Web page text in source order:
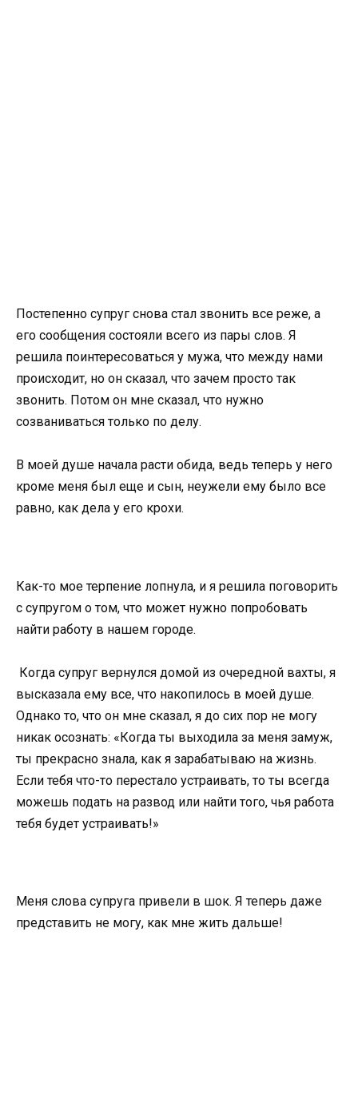
Постепенно супруг снова стал звонить все реже, а
его сообщения состояли всего из пары слов. Я
решила поинтересоваться у мужа, что между нами
происходит, но он сказал, что зачем просто так
звонить. Потом он мне сказал, что нужно
созваниваться только по делу.
В моей душе начала расти обида, ведь теперь у него
кроме меня был еще и сын, неужели ему было все
равно, как дела у его крохи.
Как-то мое терпение лопнула, и я решила поговорить
с супругом о том, что может нужно попробовать
найти работу в нашем городе.
Когда супруг вернулся домой из очередной вахты, я
высказала ему все, что накопилось в моей душе.
Однако то, что он мне сказал, я до сих пор не могу
никак осознать: «Когда ты выходила за меня замуж,
ты прекрасно знала, как я зарабатываю на жизнь.
Если тебя что-то перестало устраивать, то ты всегда
можешь подать на развод или найти того, чья работа
тебя будет устраивать!»
Меня слова супруга привели в шок. Я теперь даже
представить не могу, как мне жить дальше!